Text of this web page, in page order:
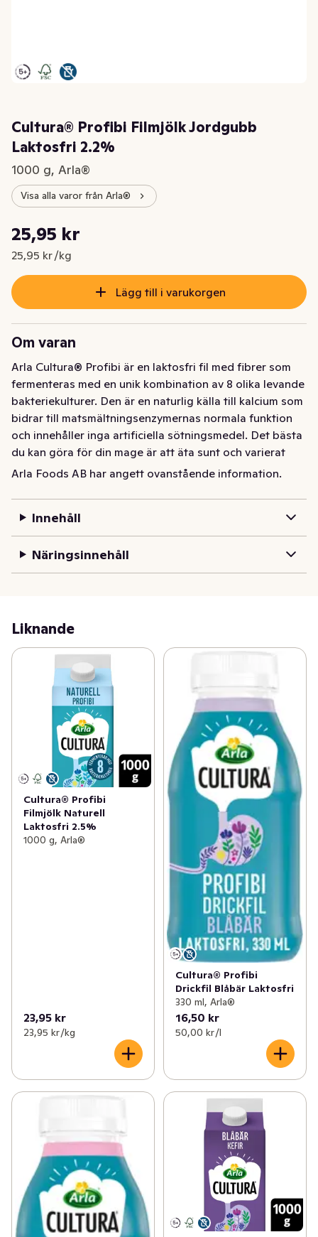
Cultura® Profibi Filmjölk Jordgubb
Laktosfri 2.2%
1000 g, Arla®
Visa alla varor från Arla®
Nuvarande pris är: 25,95 kr
25,95 kr
25,95 kr /kg
Styckpris: 25,95 kr /kg
Lägg till i varukorgen
Om varan
Arla Cultura® Profibi är en laktosfri fil med fibrer som
fermenteras med en unik kombination av 8 olika levande
bakteriekulturer. Den är en naturlig källa till kalcium som
bidrar till matsmältningsenzymernas normala funktion
och innehåller inga artificiella sötningsmedel. Det bästa
du kan göra för din mage är att äta sunt och varierat
samt ha en hälsosam livsstil.
Den milda smaken och krämiga konsistensen gör att
produkten passar perfekt för olika tillfällen under
dagen, precis som den är eller toppad med bär och
nötter.
Arla Foods AB har angett ovanstående information.
Innehåll
Näringsinnehåll
Liknande
Cultura® Profibi
Filmjölk Naturell
Laktosfri 2.5%
1000 g, Arla®
23,95 kr
23,95 kr /kg
Cultura® Profibi
Drickfil Blåbär Laktosfri
330 ml, Arla®
16,50 kr
50,00 kr /l